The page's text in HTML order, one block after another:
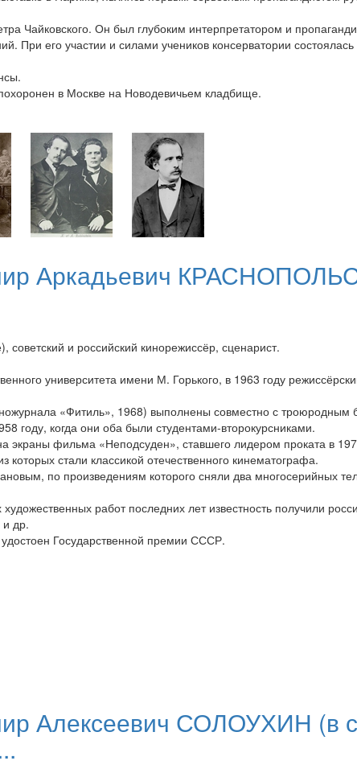
Чайковского. Он был глубоким интерпретатором и
его участии и силами учеников консерватории состоялась
в Москве на Новодевичьем кладбище.
Аркадьевич
и российский кинорежиссёр, сценарист.
университета имени М. Горького, в 1963 году
«Фитиль», 1968) выполнены совместно с
году, когда они оба были студентами-второкурсниками.
фильма «Неподсуден», ставшего лидером проката в
стали классикой отечественного кинематографа.
по произведениям которого сняли два многосерийных
работ последних лет известность получили
др.
Государственной премии СССР.
Алексеевич СОЛОУХИН (в